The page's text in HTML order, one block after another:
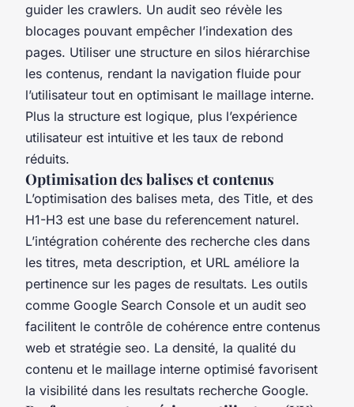
guider les crawlers. Un audit seo révèle les
blocages pouvant empêcher l’indexation des
pages. Utiliser une structure en silos hiérarchise
les contenus, rendant la navigation fluide pour
l’utilisateur tout en optimisant le maillage interne.
Plus la structure est logique, plus l’expérience
utilisateur est intuitive et les taux de rebond
réduits.
Optimisation des balises et contenus
L’optimisation des balises meta, des Title, et des
H1-H3 est une base du referencement naturel.
L’intégration cohérente des recherche cles dans
les titres, meta description, et URL améliore la
pertinence sur les pages de resultats. Les outils
comme Google Search Console et un audit seo
facilitent le contrôle de cohérence entre contenus
web et stratégie seo. La densité, la qualité du
contenu et le maillage interne optimisé favorisent
la visibilité dans les resultats recherche Google.